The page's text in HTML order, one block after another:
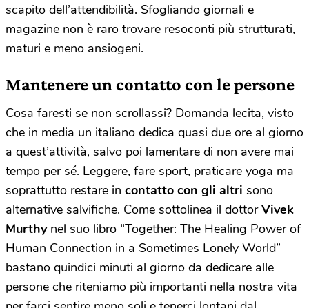
scapito dell’attendibilità. Sfogliando giornali e
magazine non è raro trovare resoconti più strutturati,
maturi e meno ansiogeni.
Mantenere un contatto con le persone
Cosa faresti se non scrollassi? Domanda lecita, visto
che in media un italiano dedica quasi due ore al giorno
a quest’attività, salvo poi lamentare di non avere mai
tempo per sé. Leggere, fare sport, praticare yoga ma
soprattutto restare in contatto con gli altri sono
alternative salvifiche. Come sottolinea il dottorVivek
Murthynel suo libro “Together: The Healing Power of
Human Connection in a Sometimes Lonely World”
bastano quindici minuti al giorno da dedicare alle
persone che riteniamo più importanti nella nostra vita